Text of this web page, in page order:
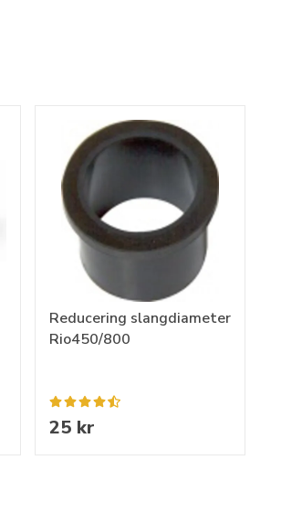
Reducering slangdiameter
Rio450/800
25 kr